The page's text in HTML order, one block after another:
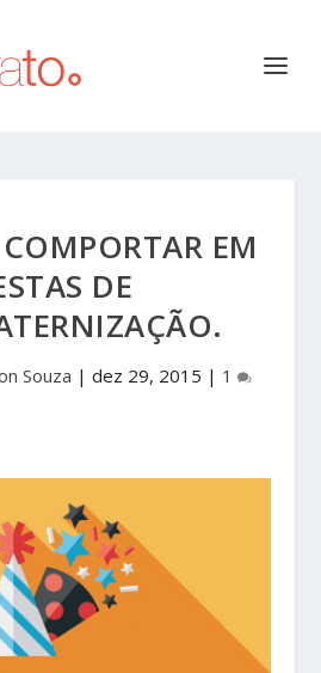
EM
DE
Souza | dez 29, 2015 | 1